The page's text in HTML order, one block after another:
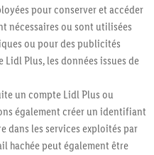
newsletter
pour conserver et accéder
nécessaires ou sont utilisées
ou pour des publicités
Plus, les données issues de
un compte Lidl Plus ou
également créer un identifiant
dans les services exploités par
hachée peut également être